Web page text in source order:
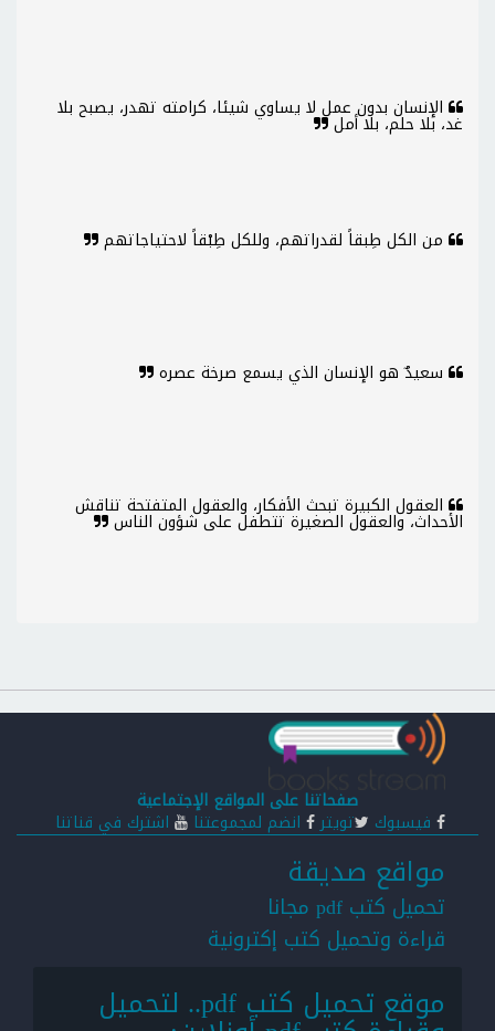
الإنسان بدون عمل لا يساوي شيئا، كرامته تهدر، يصبح بلا
غد، بلا حلم، بلا أمل
من الكل طِبقاً لقدراتهم، وللكل طِبْقاً لاحتياجاتهم
سعيدٌ هو الإنسان الذي يسمع صرخة عصره
العقول الكبيرة تبحث الأفكار، والعقول المتفتحة تناقش
الأحداث، والعقول الصغيرة تتطفل على شؤون الناس
صفحاتنا على المواقع الإجتماعية
فيسبوك تويتر انضم لمجموعتنا اشترك في قناتنا
مواقع صديقة
تحميل كتب pdf مجانا
قراءة وتحميل كتب إكترونية
موقع تحميل كتب pdf.. لتحميل